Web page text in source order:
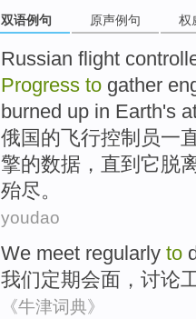
双语例句 原声例句 权
Russian flight
Progress to gather
burned up in Earth's
俄国的飞行控制员一
擎的数据 ， 直到 它脱
殆尽。
youdao
We meet regularly to
我们定期会面 ， 讨论
《牛津词典》